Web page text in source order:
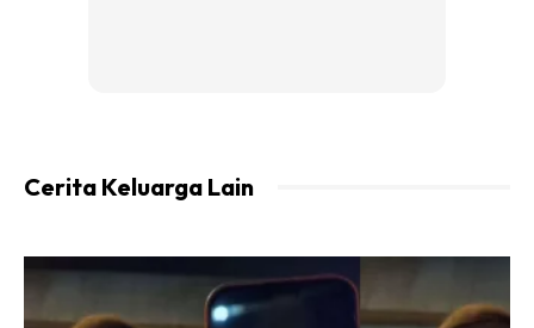
Cerita Keluarga Lain